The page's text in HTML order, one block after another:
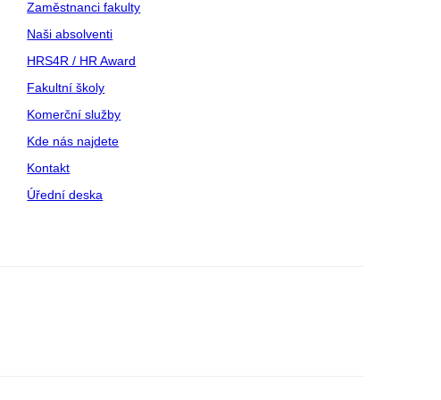
Zaměstnanci fakulty
Naši absolventi
HRS4R / HR Award
Fakultní školy
Komerční služby
Kde nás najdete
Kontakt
Úřední deska